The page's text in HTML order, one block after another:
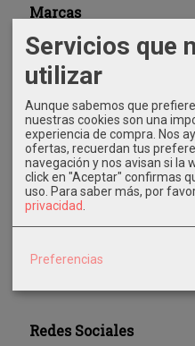
Marcas
Costes de Envío
GRATIS *
Consultar Destinos
Redes Sociales
Servicios que
utilizar
Aunque sabemos que
nuestras cookies son una
experiencia de compra. Nos
ofertas, recuerdan tus
navegación y nos avisan si la
click en "Aceptar" confirmas
uso. Para saber más, por
privacidad
Preferencias